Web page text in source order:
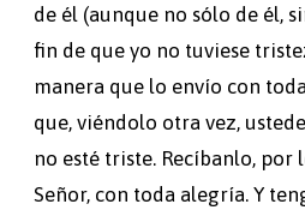
de él (aunque no sólo de él,
fin de que yo no tuviese
manera que lo envío con
que, viéndolo otra vez,
no esté triste. Recíbanlo,
Señor, con toda alegría. Y